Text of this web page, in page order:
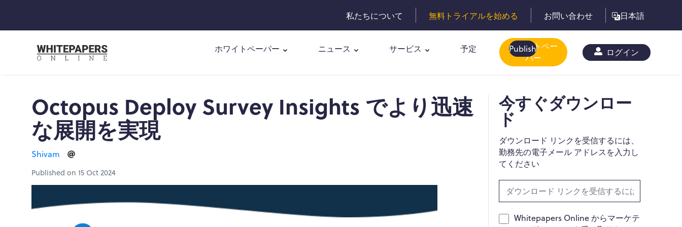
私たちについて 無料トライアルを始める お問い合わせ 日本語
ホワイトペーパー ニュース サービス 予定 Publish
ホワイトペー
パー
ログイン
Octopus Deploy Survey Insights でより迅速
な展開を実現
Shivam
Published on 15 Oct 2024
今すぐダウンロー
ド
ダウンロード リンクを受信するには、
勤務先の電子メール アドレスを入力し
てください
Whitepapers Online からマーケテ